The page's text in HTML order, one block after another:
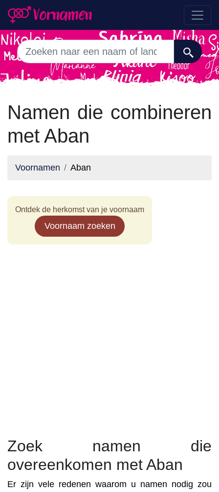
Namen die combineren
met Aban
Voornamen Aban
Ontdek de herkomst van je voornaam
Voornaam zoeken
Zoek namen die
overeenkomen met Aban
Er zijn vele redenen waarom u namen nodig zou